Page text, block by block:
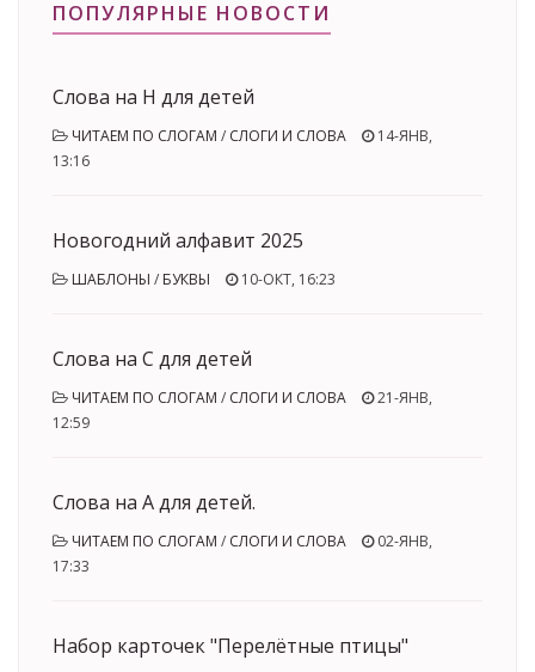
ПОПУЛЯРНЫЕ НОВОСТИ
Слова на Н для детей
ЧИТАЕМ ПО СЛОГАМ / СЛОГИ И СЛОВА
14-ЯНВ,
13:16
Новогодний алфавит 2025
ШАБЛОНЫ / БУКВЫ 10-ОКТ, 16:23
Слова на С для детей
ЧИТАЕМ ПО СЛОГАМ / СЛОГИ И СЛОВА
21-ЯНВ,
12:59
Слова на А для детей.
ЧИТАЕМ ПО СЛОГАМ / СЛОГИ И СЛОВА
02-ЯНВ,
17:33
Набор карточек "Перелётные птицы"